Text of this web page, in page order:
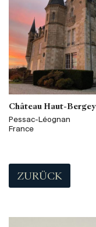
Château Haut-Bergey
Pessac-Léognan
France
ZURÜCK